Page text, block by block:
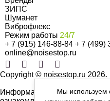
ЗИПС
Шуманет
Виброфлекс
Режим работы 24/7
+ 7 (915) 146-88-84 + 7 (499)
online@noisestop.ru
Copyright © noisestop.ru 2026.
Информация о товарах на
Мы используем